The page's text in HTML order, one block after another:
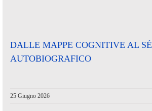
DALLE MAPPE COGNITIVE AL SÉ
AUTOBIOGRAFICO
25 Giugno 2026